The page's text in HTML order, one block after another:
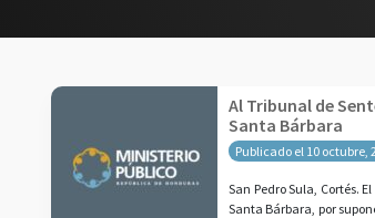
Al Tribunal de
Santa Bárbara
Publicado el 10 octubre,
San Pedro Sula, Cortés.
Santa Bárbara, por